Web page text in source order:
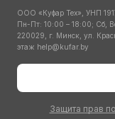
ООО «Куфар Тех», УНП
Пн-Пт: 10:00 – 18:00; Сб,
220029, г. Минск, ул.
этаж help@kufar.by
Защита прав